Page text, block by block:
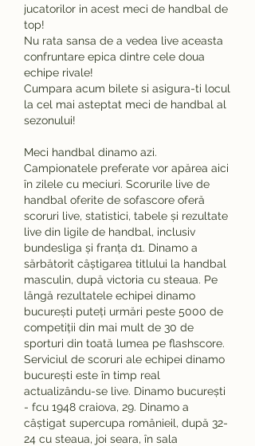
jucatorilor in acest meci de handbal de
top!
Nu rata sansa de a vedea live aceasta
confruntare epica dintre cele doua
echipe rivale!
Cumpara acum bilete si asigura-ti locul
la cel mai asteptat meci de handbal al
sezonului!
Meci handbal dinamo azi.
Campionatele preferate vor apărea aici
în zilele cu meciuri. Scorurile live de
handbal oferite de sofascore oferă
scoruri live, statistici, tabele și rezultate
live din ligile de handbal, inclusiv
bundesliga și franța d1. Dinamo a
sărbătorit câștigarea titlului la handbal
masculin, după victoria cu steaua. Pe
lângă rezultatele echipei dinamo
bucurești puteți urmări peste 5000 de
competiții din mai mult de 30 de
sporturi din toată lumea pe flashscore.
Serviciul de scoruri ale echipei dinamo
bucurești este în timp real
actualizându-se live. Dinamo bucurești
- fcu 1948 craiova, 29. Dinamo a
câștigat supercupa românieil, după 32-
24 cu steaua, joi seara, în sala